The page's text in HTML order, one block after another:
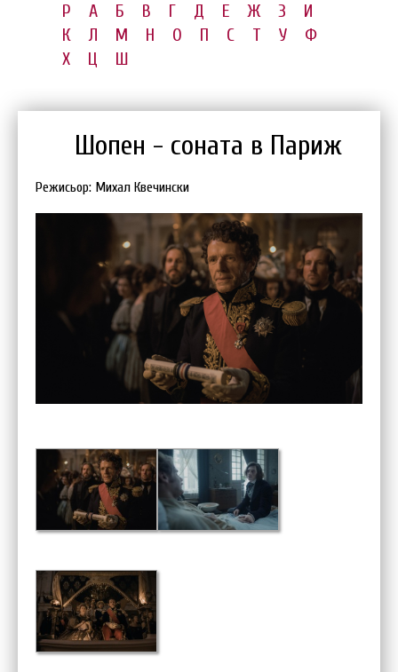
P
А Б В Г Д Е Ж З
И
К
Л М Н О П С Т У
Ф
Х
Ц Ш
Шопен - соната в Париж
Режисьор: Михал Квечински